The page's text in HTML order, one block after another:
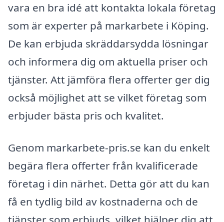
vara en bra idé att kontakta lokala företag
som är experter på markarbete i Köping.
De kan erbjuda skräddarsydda lösningar
och informera dig om aktuella priser och
tjänster. Att jämföra flera offerter ger dig
också möjlighet att se vilket företag som
erbjuder bästa pris och kvalitet.
Genom markarbete-pris.se kan du enkelt
begära flera offerter från kvalificerade
företag i din närhet. Detta gör att du kan
få en tydlig bild av kostnaderna och de